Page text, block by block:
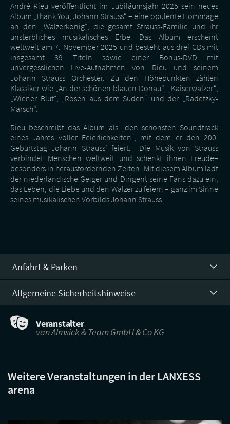
André Rieu veröffentlicht im Jubiläumsjahr 2025 sein neues
Album „Thank You, Johann Strauss“ – eine opulente Hommage
an den „Walzerkönig“, die gesamt Strauss-Familie und ihr
unsterbliches musikalisches Erbe. Das Album erscheint
weltweit am 7. November 2025 und besteht aus drei CDs mit
insgesamt 39 Titeln sowie einer Bonus-DVD mit
unvergesslichen Live-Aufnahmen von Rieu und seinem
Johann Strauss Orchester. Zu den Höhepunkten zählen
Klassiker wie „An der schönen blauen Donau“, „Kaiserwalzer“,
„Wiener Blut“, „Rosen aus dem Süden“ und der „Radetzky-
Marsch“.
Rieu beschreibt das Album als „den schönsten Soundtrack
eines Jahres voller Feierlichkeiten“, mit dem er den 200.
Geburtstag Johann Strauss’ feiert. Die Musik von Strauss
verbindet Menschen weltweit und schenkt ihnen Freude–
besonders in herausfordernden Zeiten. Mit diesem Album lädt
der niederländische Geiger und Dirigent seine Fans dazu ein,
das Leben, die Liebe und den Walzer zu feiern – ganz im Sinne
seines musikalischen Vorbilds Johann Strauss.
Anfahrt & Parken
Allgemeine Sicherheitshinweise
Veranstalter
van Almsick & Team GmbH & Co KG
Weitere Veranstaltungen in der LANXESS
arena